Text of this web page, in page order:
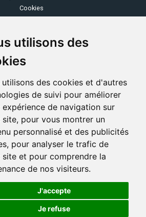
utilisons des
utilisons des cookies et d'autres
de suivi pour améliorer
de navigation sur
site, pour vous montrer un
personnalisé et des publicités
pour analyser le trafic de
site et pour comprendre la
de nos visiteurs.
J'accepte
Je refuse
Cookies
Espace client
consommateurs
Grille tarifaire
C.G.V
parrainage
Devenir partenaire
du Groupe Stelogy-Nomotech